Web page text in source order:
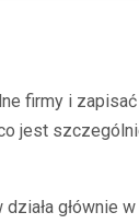
firmy i
jest
głównie